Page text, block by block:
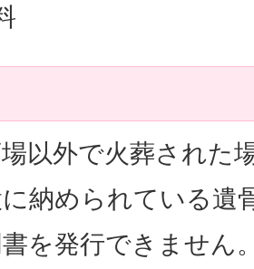
以外で火葬された
納められている遺
を発行できません